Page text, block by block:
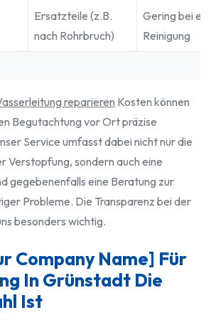
Ersatzteile (z.B.
nach Rohrbruch)
Gering bei
Reinigung
reparieren Kosten können
Begutachtung vor Ort präzise
Service umfasst dabei nicht nur die
Verstopfung, sondern auch eine
gegebenenfalls eine Beratung zur
Probleme. Die Transparenz bei der
besonders wichtig.
Company Name] Für
In Grünstadt Die
Ist